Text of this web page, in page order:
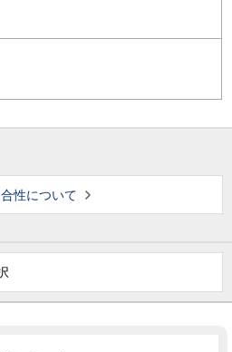
性について